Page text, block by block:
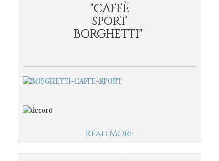
"CAFFÈ
SPORT
BORGHETTI"
Read More